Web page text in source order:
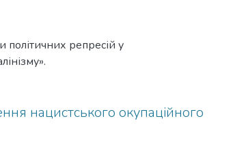
політичних репресій у
нацистського окупаційного